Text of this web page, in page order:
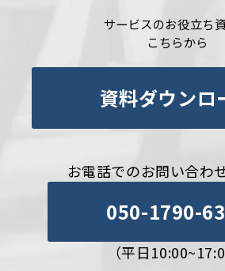
サービスのお役立ち
こちらから
資料ダウンロ
お電話でのお問い合わ
050-1790-
（平日